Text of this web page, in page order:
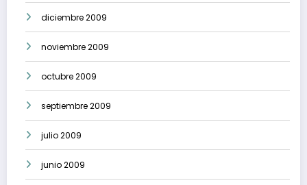
diciembre 2009
noviembre 2009
octubre 2009
septiembre 2009
julio 2009
junio 2009